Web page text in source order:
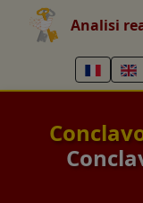
Analisi